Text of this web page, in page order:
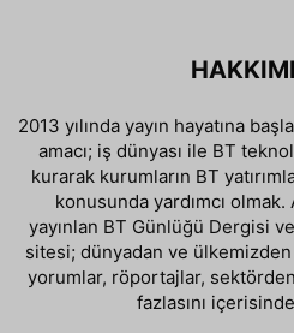
2013 yılında yayın hayatına
amacı; iş dünyası ile BT
kurarak kurumların BT
konusunda yardımcı
yayınlan BT Günlüğü Dergisi
sitesi; dünyadan ve
yorumlar, röportajlar,
fazlasını